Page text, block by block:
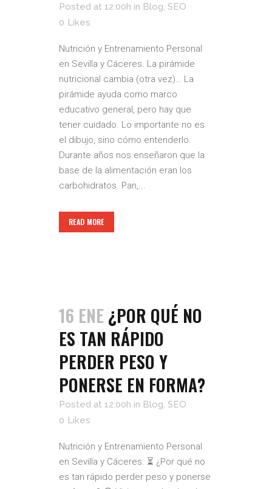
Posted at 12:00h in Blog, SEO
0 Likes
Nutrición y Entrenamiento Personal
en Sevilla y Cáceres. La pirámide
nutricional cambia (otra vez)… La
pirámide ayuda como marco
educativo general, pero hay que
tener cuidado. Lo importante no es
el dibujo, sino cómo entenderlo.
Durante años nos enseñaron que la
base de la alimentación eran los
carbohidratos. Pan,...
READ MORE
16 ENE ¿POR QUÉ NO
ES TAN RÁPIDO
PERDER PESO Y
PONERSE EN FORMA?
Posted at 12:00h in Blog, SEO
0 Likes
Nutrición y Entrenamiento Personal
en Sevilla y Cáceres. ⏳ ¿Por qué no
es tan rápido perder peso y ponerse